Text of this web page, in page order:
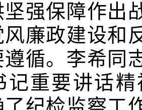
强保障作出
廉政建设和
循。李希同
记重要讲话